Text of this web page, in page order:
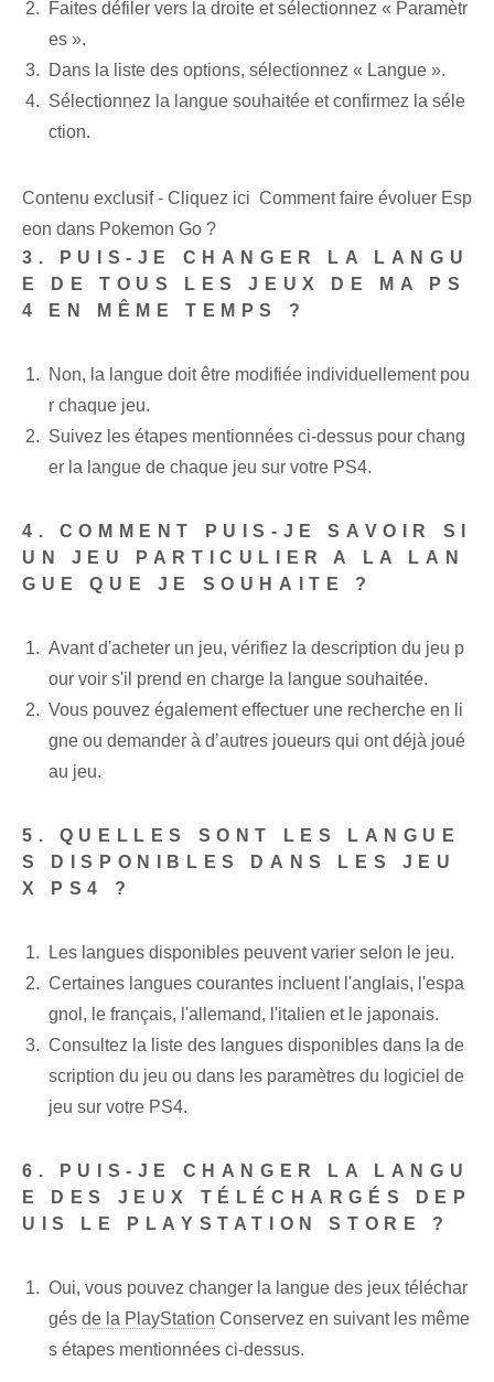
Faites défiler vers la droite et sélectionnez « Paramètr
es ».
Dans la liste des options, sélectionnez « Langue ».
Sélectionnez la langue souhaitée et confirmez la séle
ction.
Contenu exclusif - Cliquez ici Comment faire évoluer Esp
eon dans Pokemon Go ?
3. PUIS-JE CHANGER LA LANGU
E DE TOUS LES JEUX DE MA PS
4 EN MÊME TEMPS ?
Non, la langue doit être modifiée individuellement pou
r chaque jeu.
Suivez les étapes mentionnées ci-dessus pour chang
er la langue de chaque jeu sur votre PS4.
4. COMMENT PUIS-JE SAVOIR SI
UN JEU PARTICULIER A LA LAN
GUE QUE JE SOUHAITE ?
Avant d'acheter un jeu, vérifiez la description du jeu p
our voir s'il prend en charge la langue souhaitée.
Vous pouvez également effectuer une recherche en li
gne ou demander à d’autres joueurs qui ont déjà joué
au jeu.
5. QUELLES SONT LES LANGUE
S DISPONIBLES DANS LES JEU
X PS4 ?
Les langues disponibles peuvent varier selon le jeu.
Certaines langues courantes incluent l'anglais, l'espa
gnol, le français, l'allemand, l'italien et le japonais.
Consultez la liste des langues disponibles dans la de
scription du jeu ou dans les paramètres du logiciel de
jeu sur votre PS4.
6. PUIS-JE CHANGER LA LANGU
E DES JEUX TÉLÉCHARGÉS DEP
UIS LE PLAYSTATION STORE ?
Oui, vous pouvez changer la langue des jeux téléchar
gés de la PlayStation Conservez en suivant les même
s étapes mentionnées ci-dessus.